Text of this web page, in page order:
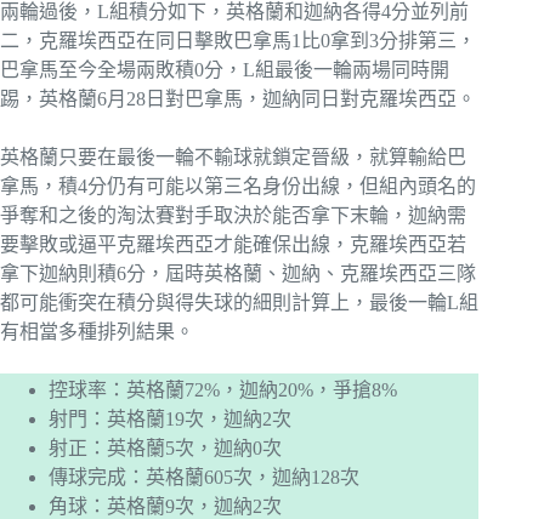
兩輪過後，L組積分如下，英格蘭和迦納各得4分並列前
二，克羅埃西亞在同日擊敗巴拿馬1比0拿到3分排第三，
巴拿馬至今全場兩敗積0分，L組最後一輪兩場同時開
踢，英格蘭6月28日對巴拿馬，迦納同日對克羅埃西亞。
英格蘭只要在最後一輪不輸球就鎖定晉級，就算輸給巴
拿馬，積4分仍有可能以第三名身份出線，但組內頭名的
爭奪和之後的淘汰賽對手取決於能否拿下末輪，迦納需
要擊敗或逼平克羅埃西亞才能確保出線，克羅埃西亞若
拿下迦納則積6分，屆時英格蘭、迦納、克羅埃西亞三隊
都可能衝突在積分與得失球的細則計算上，最後一輪L組
有相當多種排列結果。
控球率：英格蘭72%，迦納20%，爭搶8%
射門：英格蘭19次，迦納2次
射正：英格蘭5次，迦納0次
傳球完成：英格蘭605次，迦納128次
角球：英格蘭9次，迦納2次